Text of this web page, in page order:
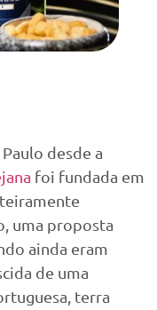
desde a
foi fundada em
uma proposta
ainda eram
de uma
terra